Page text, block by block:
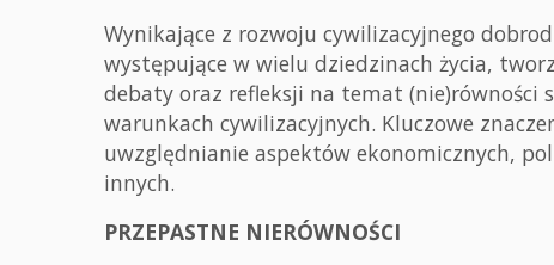
Wynikające z rozwoju cywilizacyjnego
występujące w wielu dziedzinach życia,
debaty oraz refleksji na temat (nie)równości
warunkach cywilizacyjnych. Kluczowe
uwzględnianie aspektów ekonomicznych,
innych.
PRZEPASTNE NIERÓWNOŚCI